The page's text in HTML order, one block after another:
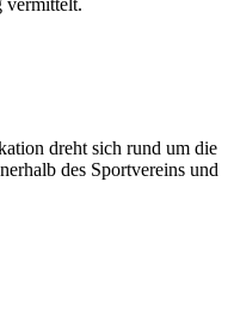
dreht sich rund um die
des Sportvereins und